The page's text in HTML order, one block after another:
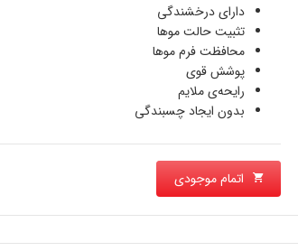
دارای درخشندگی
تثبيت حالت موها
محافظت فرم موها
پوشش قوی
رایحه‌ی ملایم
بدون ایجاد چسبندگی
اتمام موجودی